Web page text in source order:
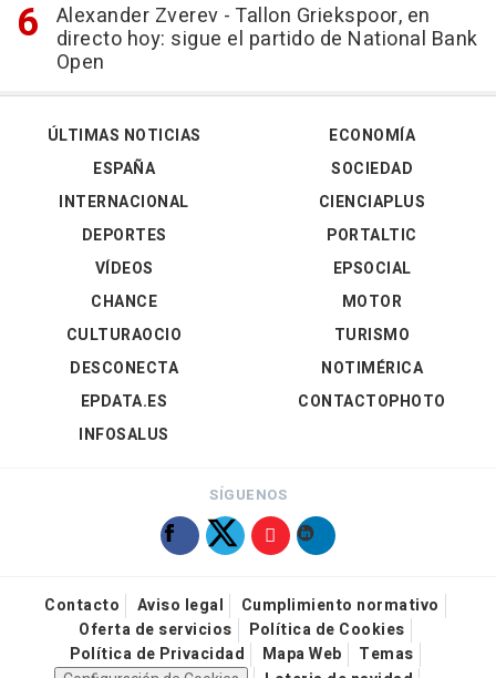
Alexander Zverev - Tallon Griekspoor, en
directo hoy: sigue el partido de National Bank
Open
ÚLTIMAS NOTICIAS
ESPAÑA
INTERNACIONAL
DEPORTES
VÍDEOS
ECONOMÍA
SOCIEDAD
CIENCIAPLUS
PORTALTIC
EPSOCIAL
CHANCE
CULTURAOCIO
DESCONECTA
EPDATA.ES
INFOSALUS
MOTOR
TURISMO
NOTIMÉRICA
CONTACTOPHOTO
SÍGUENOS
Contacto Aviso legal
Cumplimiento normativo
Oferta de servicios
Política de Cookies
Política de Privacidad
Mapa Web
Temas